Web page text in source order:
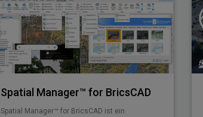
Spatial Manager™ for BricsCAD
Spatial Manager™ for BricsCAD ist ein